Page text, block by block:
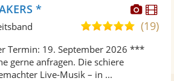
Fotos
*
5,0(19)
Termin: 19. September 2026 ***
gerne anfragen. Die schiere
Live-Musik – in ...